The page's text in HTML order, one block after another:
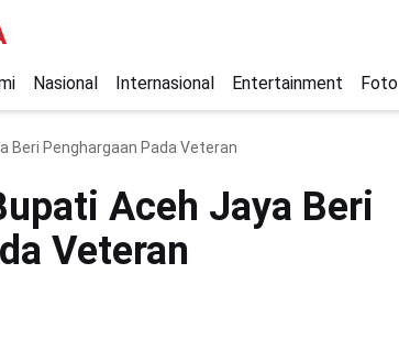
Nasional Internasional Entertainment Foto
Beri Penghargaan Pada Veteran
Aceh Jaya Beri
Veteran